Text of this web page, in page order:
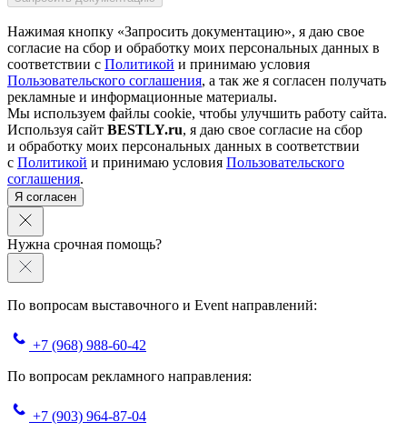
Нажимая кнопку «Запросить документацию», я даю свое
согласие на сбор и обработку моих персональных данных в
соответствии с Политикой и принимаю условия
Пользовательского соглашения, а так же я согласен получать
рекламные и информационные материалы.
Мы используем файлы cookie, чтобы улучшить работу сайта.
Используя сайт BESTLY.ru, я даю свое согласие на сбор
и обработку моих персональных данных в соответствии
с Политикой и принимаю условия Пользовательского
соглашения.
Я согласен
Нужна срочная помощь?
По вопросам выставочного и Event направлений:
+7 (968) 988-60-42
По вопросам рекламного направления:
+7 (903) 964-87-04